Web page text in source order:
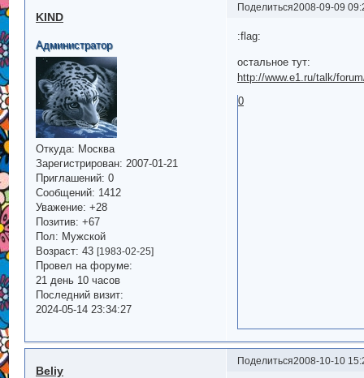
Поделиться2008-09-09
KIND
Администратор
Откуда: Москва
Зарегистрирован: 2007-01-21
Приглашений: 0
Сообщений: 1412
Уважение: +28
Позитив: +67
Пол: Мужской
Возраст: 43 [1983-02-25]
Провел на форуме:
21 день 10 часов
Последний визит:
2024-05-14 23:34:27
:flag:
остальное тут:
http://www.e1.ru/talk/
0
Поделиться2008-10-10
Beliy